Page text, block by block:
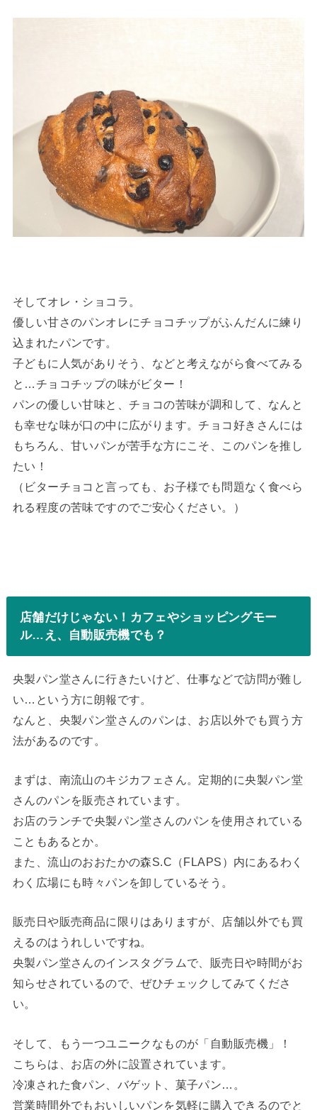
そしてオレ・ショコラ。
優しい甘さのパンオレにチョコチップがふんだんに練り
込まれたパンです。
子どもに人気がありそう、などと考えながら食べてみる
と…チョコチップの味がビター！
パンの優しい甘味と、チョコの苦味が調和して、なんと
も幸せな味が口の中に広がります。チョコ好きさんには
もちろん、甘いパンが苦手な方にこそ、このパンを推し
たい！
（ビターチョコと言っても、お子様でも問題なく食べら
れる程度の苦味ですのでご安心ください。）
店舗だけじゃない！カフェやショッピングモー
ル…え、自動販売機でも？
央製パン堂さんに行きたいけど、仕事などで訪問が難し
い…という方に朗報です。
なんと、央製パン堂さんのパンは、お店以外でも買う方
法があるのです。
まずは、南流山のキジカフェさん。定期的に央製パン堂
さんのパンを販売されています。
お店のランチで央製パン堂さんのパンを使用されている
こともあるとか。
また、流山のおおたかの森S.C（FLAPS）内にあるわく
わく広場にも時々パンを卸しているそう。
販売日や販売商品に限りはありますが、店舗以外でも買
えるのはうれしいですね。
央製パン堂さんのインスタグラムで、販売日や時間がお
知らせされているので、ぜひチェックしてみてくださ
い。
そして、もう一つユニークなものが「自動販売機」！
こちらは、お店の外に設置されています。
冷凍された食パン、バゲット、菓子パン…。
営業時間外でもおいしいパンを気軽に購入できるのでと